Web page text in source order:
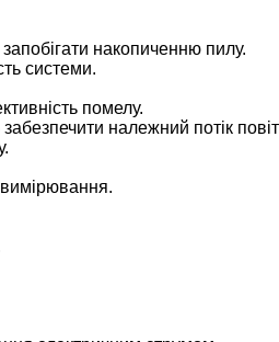
накопиченню пилу.
системи.
помелу.
належний потік
вимірювання.